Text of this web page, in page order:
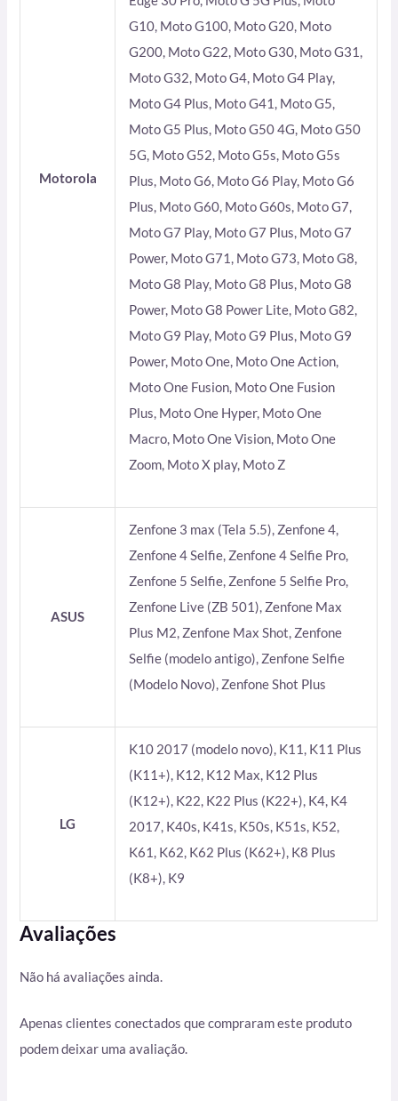
Motorola
G10, Moto G100, Moto G20, Moto
G200, Moto G22, Moto G30, Moto G31,
Moto G32, Moto G4, Moto G4 Play,
Moto G4 Plus, Moto G41, Moto G5,
Moto G5 Plus, Moto G50 4G, Moto G50
5G, Moto G52, Moto G5s, Moto G5s
Plus, Moto G6, Moto G6 Play, Moto G6
Plus, Moto G60, Moto G60s, Moto G7,
Moto G7 Play, Moto G7 Plus, Moto G7
Power, Moto G71, Moto G73, Moto G8,
Moto G8 Play, Moto G8 Plus, Moto G8
Power, Moto G8 Power Lite, Moto G82,
Moto G9 Play, Moto G9 Plus, Moto G9
Power, Moto One, Moto One Action,
Moto One Fusion, Moto One Fusion
Plus, Moto One Hyper, Moto One
Macro, Moto One Vision, Moto One
Zoom, Moto X play, Moto Z
ASUS
Zenfone 3 max (Tela 5.5), Zenfone 4,
Zenfone 4 Selfie, Zenfone 4 Selfie Pro,
Zenfone 5 Selfie, Zenfone 5 Selfie Pro,
Zenfone Live (ZB 501), Zenfone Max
Plus M2, Zenfone Max Shot, Zenfone
Selfie (modelo antigo), Zenfone Selfie
(Modelo Novo), Zenfone Shot Plus
LG
K10 2017 (modelo novo), K11, K11 Plus
(K11+), K12, K12 Max, K12 Plus
(K12+), K22, K22 Plus (K22+), K4, K4
2017, K40s, K41s, K50s, K51s, K52,
K61, K62, K62 Plus (K62+), K8 Plus
(K8+), K9
Avaliações
Não há avaliações ainda.
Apenas clientes conectados que compraram este produto
podem deixar uma avaliação.